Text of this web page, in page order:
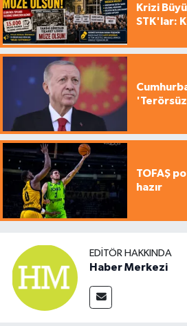
Krizi
STK'lar:
TOFAŞ
hazır
EDITÖR HAKKINDA
Haber Merkezi